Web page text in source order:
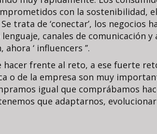
con la sostenibilidad,
trata de ‘conectar’, los negocios
canales de comunicación
‘ influencers ’’.
hacer frente al reto, a ese fuerte
o de la empresa son muy
igual que comprábamos
que adaptarnos,